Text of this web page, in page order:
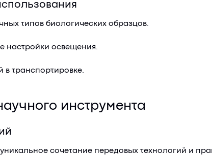
типов биологических образцов.
настройки освещения.
в транспортировке.
инструмента
уникальное сочетание передовых технологий и